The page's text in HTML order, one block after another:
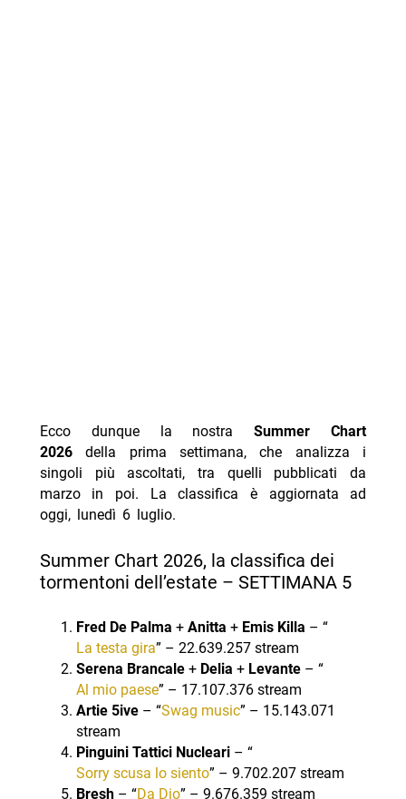
Ecco dunque la nostraSummer Chart
2026della prima settimana, che analizza i
singoli più ascoltati, tra quelli pubblicati da
marzo in poi. La classifica è aggiornata ad
oggi, lunedì 6 luglio.
Summer Chart 2026, la classifica dei
tormentoni dell’estate – SETTIMANA 5
Fred De Palma + Anitta + Emis Killa – “
La testa gira” – 22.639.257 stream
Serena Brancale+ Delia + Levante– “
Al mio paese” – 17.107.376 stream
Artie 5ive– “Swag music” – 15.143.071
stream
Pinguini Tattici Nucleari– “
Sorry scusa lo siento” – 9.702.207 stream
Bresh– “Da Dio” – 9.676.359 stream